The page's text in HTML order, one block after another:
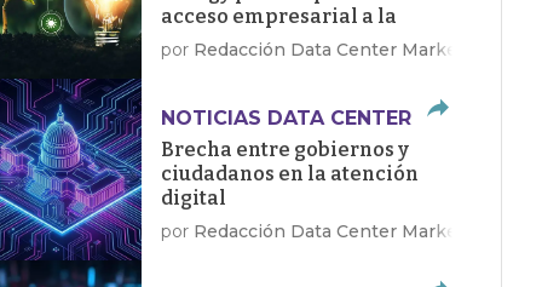
acceso empresarial a la
energía limpia
por Redacción Data Center Market
NOTICIAS DATA CENTER
Brecha entre gobiernos y
ciudadanos en la atención
digital
por Redacción Data Center Market